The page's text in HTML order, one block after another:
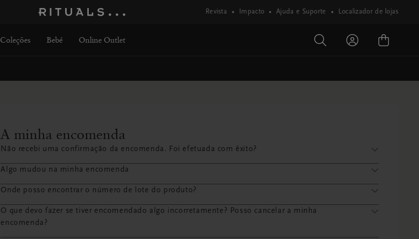
Revista Impacto Ajuda e Suporte Localizador de lojas
Coleções Bebé Online Outlet
A minha encomenda
Não recebi uma confirmação da encomenda. Foi efetuada com êxito?
Algo mudou na minha encomenda
Onde posso encontrar o número de lote do produto?
O que devo fazer se tiver encomendado algo incorretamente? Posso cancelar a minha
encomenda?